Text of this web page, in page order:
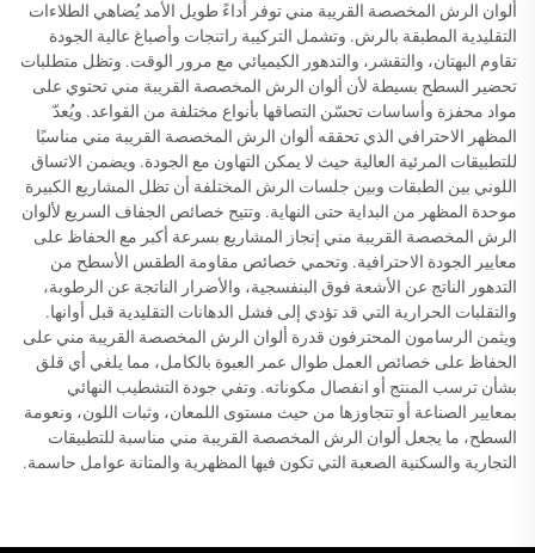
ألوان الرش المخصصة القريبة مني توفر أداءً طويل الأمد يُضاهي الطلاءات
التقليدية المطبقة بالرش. وتشمل التركيبة راتنجات وأصباغ عالية الجودة
تقاوم البهتان، والتقشر، والتدهور الكيميائي مع مرور الوقت. وتظل متطلبات
تحضير السطح بسيطة لأن ألوان الرش المخصصة القريبة مني تحتوي على
مواد محفزة وأساسات تحسّن التصاقها بأنواع مختلفة من القواعد. ويُعدّ
المظهر الاحترافي الذي تحققه ألوان الرش المخصصة القريبة مني مناسبًا
للتطبيقات المرئية العالية حيث لا يمكن التهاون مع الجودة. ويضمن الاتساق
اللوني بين الطبقات وبين جلسات الرش المختلفة أن تظل المشاريع الكبيرة
موحدة المظهر من البداية حتى النهاية. وتتيح خصائص الجفاف السريع لألوان
الرش المخصصة القريبة مني إنجاز المشاريع بسرعة أكبر مع الحفاظ على
معايير الجودة الاحترافية. وتحمي خصائص مقاومة الطقس الأسطح من
التدهور الناتج عن الأشعة فوق البنفسجية، والأضرار الناتجة عن الرطوبة،
والتقلبات الحرارية التي قد تؤدي إلى فشل الدهانات التقليدية قبل أوانها.
ويثمن الرسامون المحترفون قدرة ألوان الرش المخصصة القريبة مني على
الحفاظ على خصائص العمل طوال عمر العبوة بالكامل، مما يلغي أي قلق
بشأن ترسب المنتج أو انفصال مكوناته. وتفي جودة التشطيب النهائي
بمعايير الصناعة أو تتجاوزها من حيث مستوى اللمعان، وثبات اللون، ونعومة
السطح، ما يجعل ألوان الرش المخصصة القريبة مني مناسبة للتطبيقات
التجارية والسكنية الصعبة التي تكون فيها المظهرية والمتانة عوامل حاسمة.